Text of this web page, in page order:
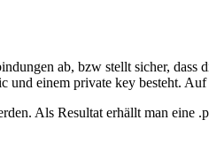
ab, bzw stellt sicher,
und einem private key besteht.
Als Resultat erhällt man